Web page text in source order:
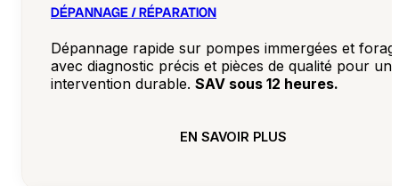
DÉPANNAGE / RÉPARATION
Dépannage rapide sur pompes immergées et
avec diagnostic précis et pièces de qualité pour une
intervention durable. SAV sous 12 heures.
EN SAVOIR PLUS